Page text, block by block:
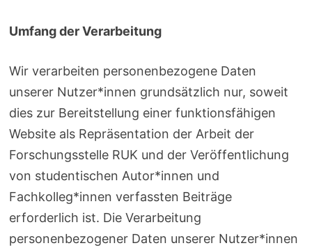
Umfang der Verarbeitung
Wir verarbeiten personenbezogene Daten
unserer Nutzer*innen grundsätzlich nur, soweit
dies zur Bereitstellung einer funktionsfähigen
Website als Repräsentation der Arbeit der
Forschungsstelle RUK und der Veröffentlichung
von studentischen Autor*innen und
Fachkolleg*innen verfassten Beiträge
erforderlich ist. Die Verarbeitung
personenbezogener Daten unserer Nutzer*innen